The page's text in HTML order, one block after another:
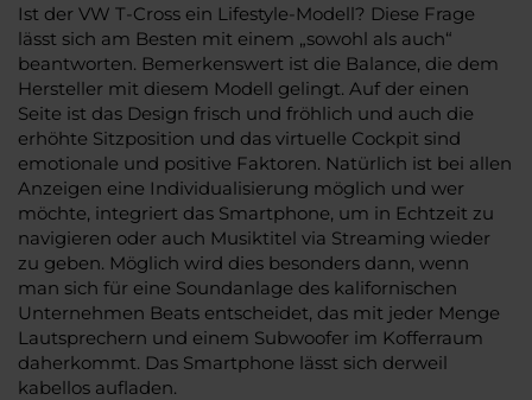
Ist der VW T-Cross ein Lifestyle-Modell? Diese Frage
lässt sich am Besten mit einem „sowohl als auch“
beantworten. Bemerkenswert ist die Balance, die dem
Hersteller mit diesem Modell gelingt. Auf der einen
Seite ist das Design frisch und fröhlich und auch die
erhöhte Sitzposition und das virtuelle Cockpit sind
emotionale und positive Faktoren. Natürlich ist bei allen
Anzeigen eine Individualisierung möglich und wer
möchte, integriert das Smartphone, um in Echtzeit zu
navigieren oder auch Musiktitel via Streaming wieder
zu geben. Möglich wird dies besonders dann, wenn
man sich für eine Soundanlage des kalifornischen
Unternehmen Beats entscheidet, das mit jeder Menge
Lautsprechern und einem Subwoofer im Kofferraum
daherkommt. Das Smartphone lässt sich derweil
kabellos aufladen.